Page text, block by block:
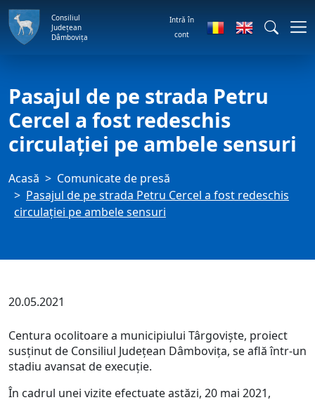
Consiliul
Județean
Dâmbovița
Intră în
cont
Pasajul de pe strada Petru
Cercel a fost redeschis
circulației pe ambele sensuri
Acasă
Comunicate de presă
Pasajul de pe strada Petru Cercel a fost redeschis
circulației pe ambele sensuri
20.05.2021
Centura ocolitoare a municipiului Târgoviște, proiect
susținut de Consiliul Județean Dâmbovița, se află într-un
stadiu avansat de execuție.
În cadrul unei vizite efectuate astăzi, 20 mai 2021,